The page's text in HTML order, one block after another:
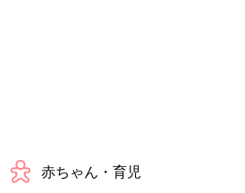
赤ちゃん・育児